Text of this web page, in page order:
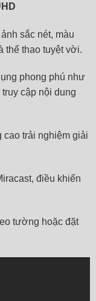
sắc nét, màu
thể thao tuyệt vời.
phong phú như
cập nội dung
cao trải nghiệm giải
điều khiển
tường hoặc đặt